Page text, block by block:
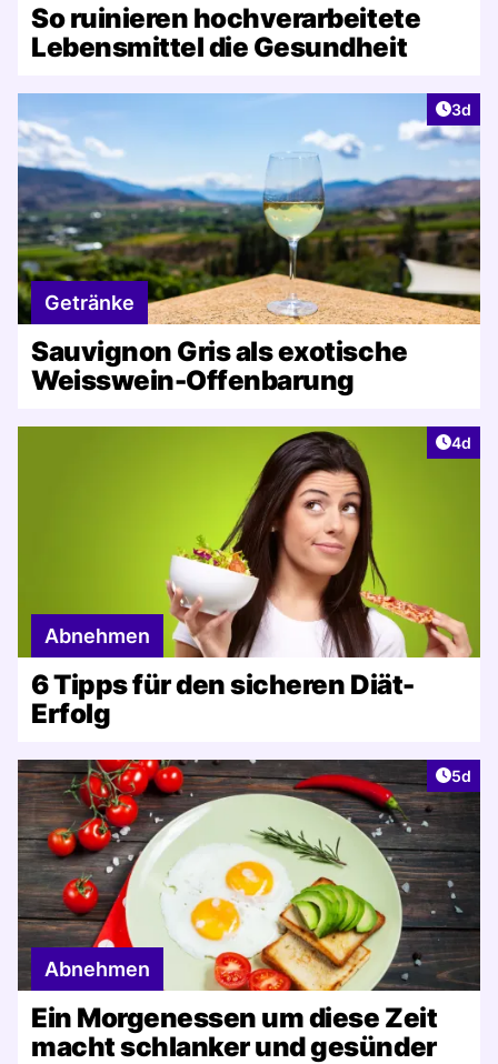
So ruinieren hochverarbeitete
Lebensmittel die Gesundheit
3d
Getränke
Sauvignon Gris als exotische
Weisswein-Offenbarung
4d
Abnehmen
6 Tipps für den sicheren Diät-
Erfolg
5d
Abnehmen
Ein Morgenessen um diese Zeit
macht schlanker und gesünder